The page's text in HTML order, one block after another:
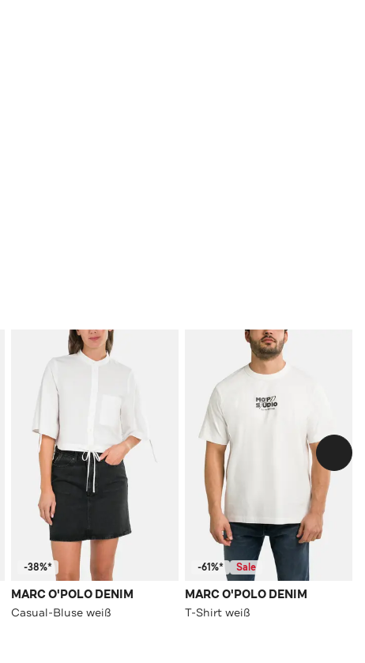
-38%*
MARC O'POLO DENIM
Casual-Bluse weiß
-61%* Sale
MARC O'POLO DENIM
T-Shirt weiß